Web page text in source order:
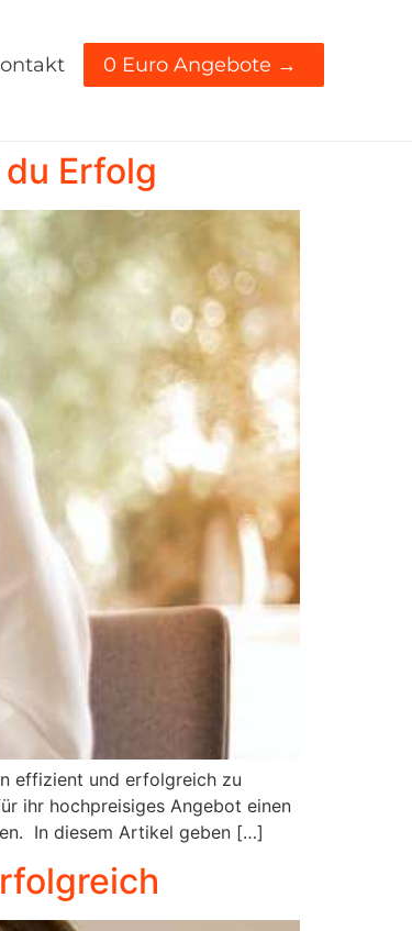
0 Euro Angebote →
Erfolg
effizient und erfolgreich zu
ihr hochpreisiges Angebot einen
In diesem Artikel geben […]